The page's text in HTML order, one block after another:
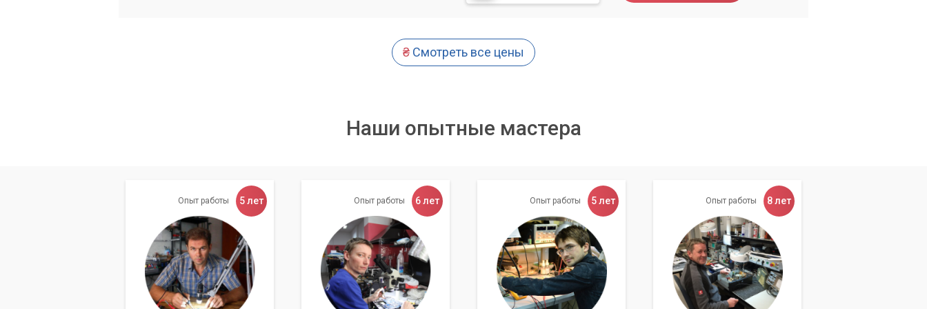
С помощью специального оборудования
(компрессоров, мягких кисточек, антистатических салфеток) мы удаляем всю пыль и загрязнения с
высохшую термопасту и термопрокладки на новые, качественные материалы. Это обеспечивает
максимальную эффективность отвода тепла от процессоров.
Самостоятельная чистка ноутбука может привести к повреждению внутренних
компонентов. Доверьте эту задачу профессионалам.
Наши преимущества
₴ Смотреть все цены
Наши опытные мастера
Опыт работы 5 лет Опыт работы 6 лет Опыт работы 5 лет Опыт работы 8 лет